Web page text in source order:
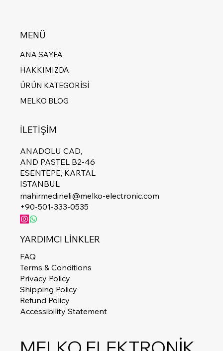
MENÜ
ANA SAYFA
HAKKIMIZDA
ÜRÜN KATEGORİSİ
MELKO BLOG
İLETİŞİM
ANADOLU CAD,
AND PASTEL B2-46
ESENTEPE, KARTAL
ISTANBUL
mahirmedineli@melko-electronic.com
+90-501-333-0535
YARDIMCI LİNKLER
FAQ
Terms & Conditions
Privacy Policy
Shipping Policy
Refund Policy
Accessibility Statement